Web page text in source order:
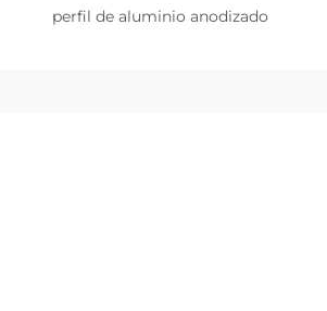
perfil de aluminio anodizado